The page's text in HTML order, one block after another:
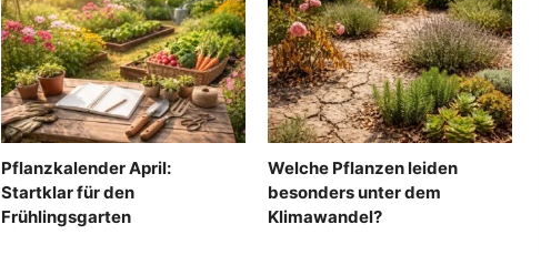
Pflanzkalender April:
Startklar für den
Frühlingsgarten
Welche Pflanzen leiden
besonders unter dem
Klimawandel?